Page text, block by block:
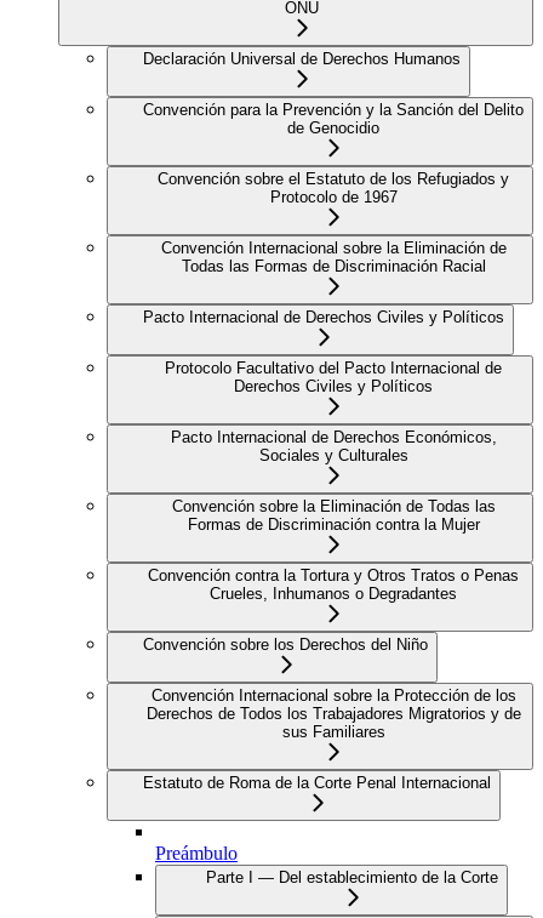
ONU
Declaración Universal de Derechos Humanos
Convención para la Prevención y la Sanción del Delito
de Genocidio
Convención sobre el Estatuto de los Refugiados y
Protocolo de 1967
Convención Internacional sobre la Eliminación de
Todas las Formas de Discriminación Racial
Pacto Internacional de Derechos Civiles y Políticos
Protocolo Facultativo del Pacto Internacional de
Derechos Civiles y Políticos
Pacto Internacional de Derechos Económicos,
Sociales y Culturales
Convención sobre la Eliminación de Todas las
Formas de Discriminación contra la Mujer
Convención contra la Tortura y Otros Tratos o Penas
Crueles, Inhumanos o Degradantes
Convención sobre los Derechos del Niño
Convención Internacional sobre la Protección de los
Derechos de Todos los Trabajadores Migratorios y de
sus Familiares
Estatuto de Roma de la Corte Penal Internacional
Preámbulo
Parte I — Del establecimiento de la Corte